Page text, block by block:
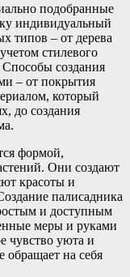
подобранные
индивидуальный
типов – от дерева
стилевого
создания
– от покрытия
который
до создания
формой,
Они создают
красоты и
палисадника
и доступным
меры и руками
чувство уюта и
обращает на себя